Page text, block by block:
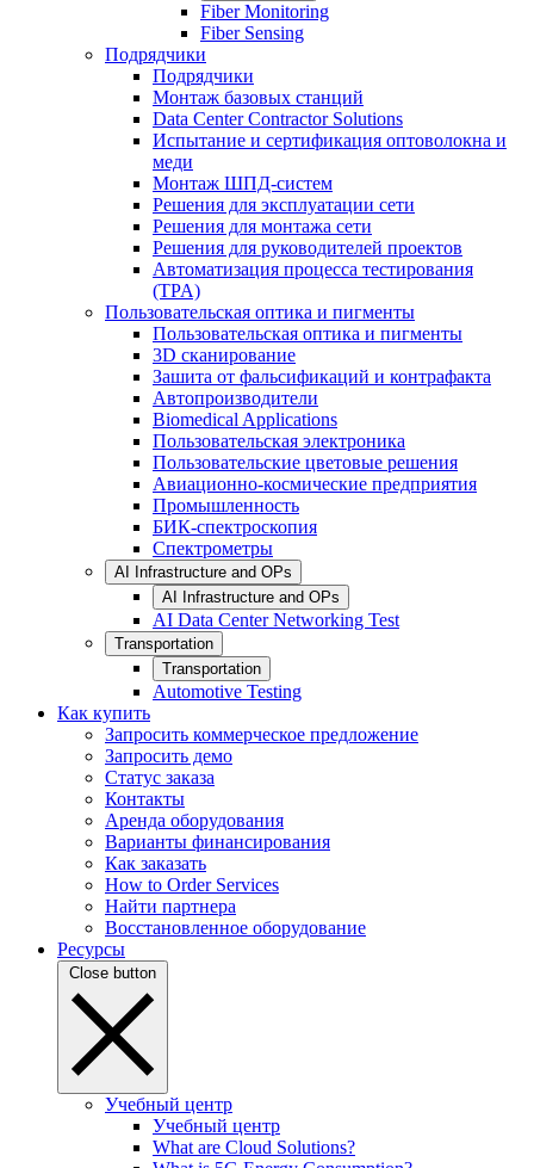
Fiber Monitoring
Fiber Sensing
Подрядчики
Подрядчики
Монтаж базовых станций
Data Center Contractor Solutions
Испытание и сертификация оптоволокна и
меди
Монтаж ШПД-систем
Решения для эксплуатации сети
Решения для монтажа сети
Решения для руководителей проектов
Автоматизация процесса тестирования
(TPA)
Пользовательская оптика и пигменты
Пользовательская оптика и пигменты
3D сканирование
Зашита от фальсификаций и контрафакта
Автопроизводители
Biomedical Applications
Пользовательская электроника
Пользовательские цветовые решения
Авиационно-космические предприятия
Промышленность
БИК-спектроскопия
Спектрометры
AI Infrastructure and OPs
AI Infrastructure and OPs
AI Data Center Networking Test
Transportation
Transportation
Automotive Testing
Как купить
Запросить коммерческое предложение
Запросить демо
Статус заказа
Контакты
Аренда оборудования
Варианты финансирования
Как заказать
How to Order Services
Найти партнера
Восстановленное оборудование
Ресурсы
Close button
Учебный центр
Учебный центр
What are Cloud Solutions?